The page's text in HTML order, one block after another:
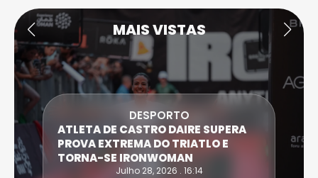
MAIS VISTAS
DESPORTO
ATLETA DE CASTRO DAIRE SUPERA
PROVA EXTREMA DO TRIATLO E
TORNA-SE IRONWOMAN
Julho 28, 2026 . 16:14